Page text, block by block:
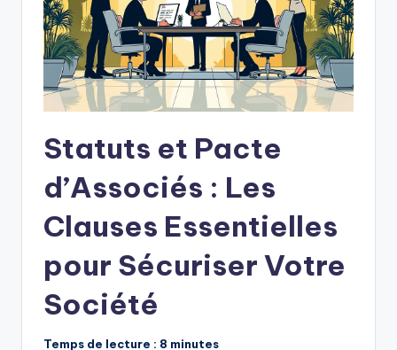
Statuts et Pacte
d’Associés : Les
Clauses Essentielles
pour Sécuriser Votre
Société
Temps de lecture : 8 minutes